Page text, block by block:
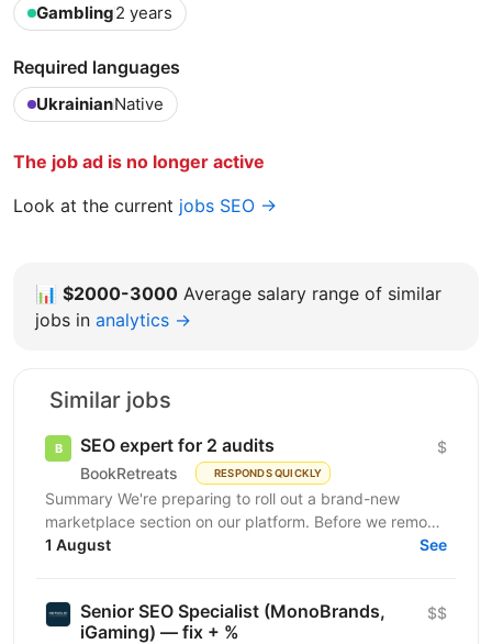
Gambling2 years
Required languages
UkrainianNative
The job ad is no longer active
Look at the current jobs SEO →
📊 $2000-3000 Average salary range of similar
jobs in analytics →
Similar jobs
SEO expert for 2 audits
BookRetreats RESPONDS QUICKLY
$
Summary We're preparing to roll out a brand-new
marketplace section on our platform. Before we remove
the staging gates, open up indexing, and kick off a...
1 August See
Senior SEO Specialist (MonoBrands,
iGaming) — fix + %
$$